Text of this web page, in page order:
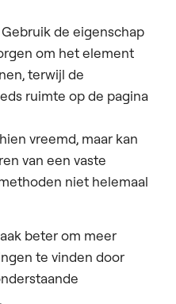
Gebruik de eigenschap
om het element
terwijl de
ruimte op de pagina
vreemd, maar kan
van een vaste
niet helemaal
beter om meer
te vinden door